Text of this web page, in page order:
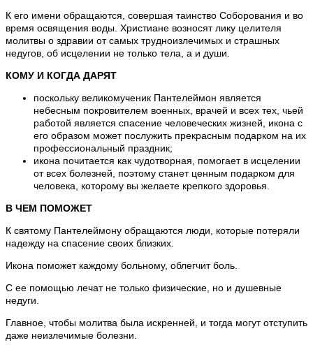
К его имени обращаются, совершая таинство Соборования и во
время освящения воды. Христиане возносят лику целителя
молитвы о здравии от самых трудноизлечимых и страшных
недугов, об исцелении не только тела, а и души.
КОМУ И КОГДА ДАРЯТ
поскольку великомученик Пантелеймон является
небесным покровителем военных, врачей и всех тех, чьей
работой является спасение человеческих жизней, икона с
его образом может послужить прекрасным подарком на их
профессиональный праздник;
икона почитается как чудотворная, помогает в исцелении
от всех болезней, поэтому станет ценным подарком для
человека, которому вы желаете крепкого здоровья.
В ЧЕМ ПОМОЖЕТ
К святому Пантелеймону обращаются люди, которые потеряли
надежду на спасение своих близких.
Икона поможет каждому больному, облегчит боль.
С ее помощью лечат не только физические, но и душевные
недуги.
Главное, чтобы молитва была искренней, и тогда могут отступить
даже неизлечимые болезни.